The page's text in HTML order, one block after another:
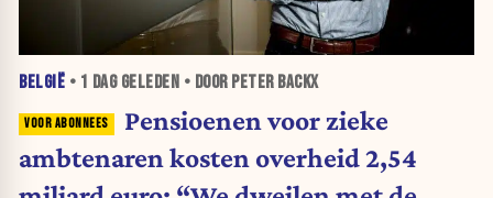
BELGIË • 1 DAGGELEDEN • DOOR PETER BACKX
Pensioenen voor zieke
ambtenaren kosten overheid 2,54